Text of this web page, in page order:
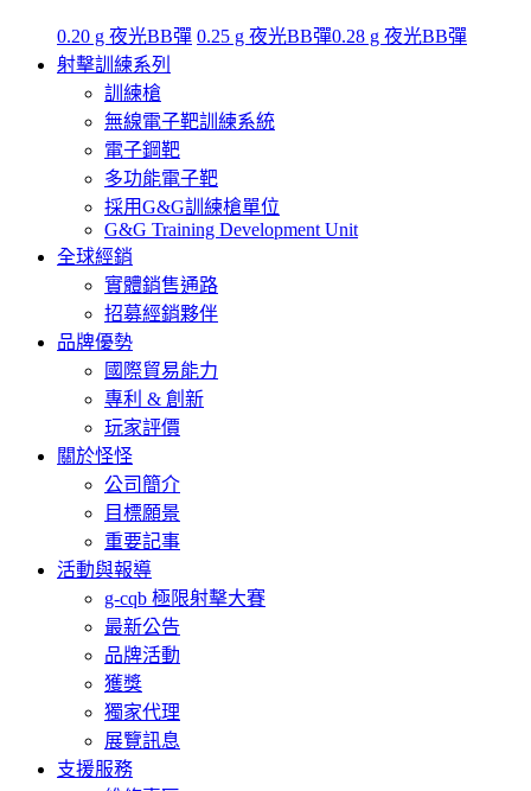
0.20 g 夜光BB彈 0.25 g 夜光BB彈0.28 g 夜光BB彈
射擊訓練系列
訓練槍
無線電子靶訓練系統
電子鋼靶
多功能電子靶
採用G&G訓練槍單位
G&G Training Development Unit
全球經銷
實體銷售通路
招募經銷夥伴
品牌優勢
國際貿易能力
專利 & 創新
玩家評價
關於怪怪
公司簡介
目標願景
重要記事
活動與報導
g-cqb 極限射擊大賽
最新公告
品牌活動
獲獎
獨家代理
展覽訊息
支援服務